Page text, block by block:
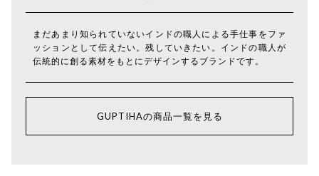
まだあまり知られていないインドの職人による手仕事をファ
ッションとして伝えたい。残していきたい。インドの職人が
伝統的に創る素材をもとにデザインするブランドです。
GUPTIHAの商品一覧を見る